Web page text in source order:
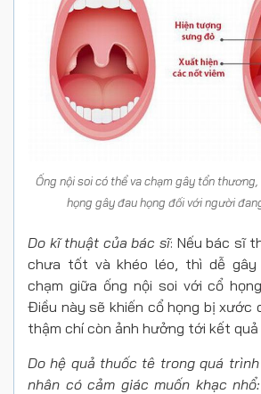
Ống nội soi có thể va chạm gây tổn
họng gây đau họng đối với người
Do kĩ thuật của bác sĩ: Nếu bác sĩ
chưa tốt và khéo léo, thì dễ
chạm giữa ống nội soi với cổ
Điều này sẽ khiến cổ họng bị xước
thậm chí còn ảnh hưởng tới kết quả
Do hệ quả thuốc tê trong quá
nhân có cảm giác muốn khạc nhổ: